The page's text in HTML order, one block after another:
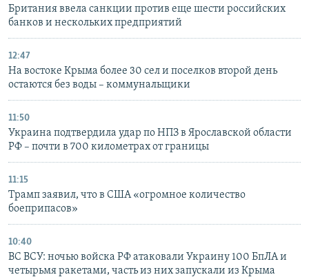
Британия ввела санкции против еще шести российских
банков и нескольких предприятий
12:47
На востоке Крыма более 30 сел и поселков второй день
остаются без воды – коммунальщики
11:50
Украина подтвердила удар по НПЗ в Ярославской области
РФ – почти в 700 километрах от границы
11:15
Трамп заявил, что в США «огромное количество
боеприпасов»
10:40
ВС ВСУ: ночью войска РФ атаковали Украину 100 БпЛА и
четырьмя ракетами, часть из них запускали из Крыма